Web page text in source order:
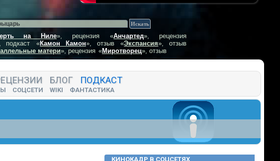
на Ниле», рецензия «Анчартед», рецензия
подкаст «Камон Камон», отзыв «Экспансия», отзыв
матери», рецензия «Миротворец», отзыв
БЛОГ ПОДКАСТ
СОЦСЕТИ WIKI ФАНТАСТИКА
КИНОКАДР В СОЦСЕТЯХ